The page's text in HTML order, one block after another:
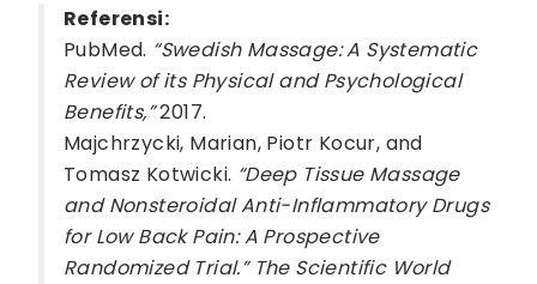
Referensi:
PubMed. “Swedish Massage: A Systematic
Review of its Physical and Psychological
Benefits,”2017.
Majchrzycki, Marian, Piotr Kocur, and
Tomasz Kotwicki. “Deep Tissue Massage
and Nonsteroidal Anti-Inflammatory Drugs
for Low Back Pain: A Prospective
Randomized Trial.” The Scientific World